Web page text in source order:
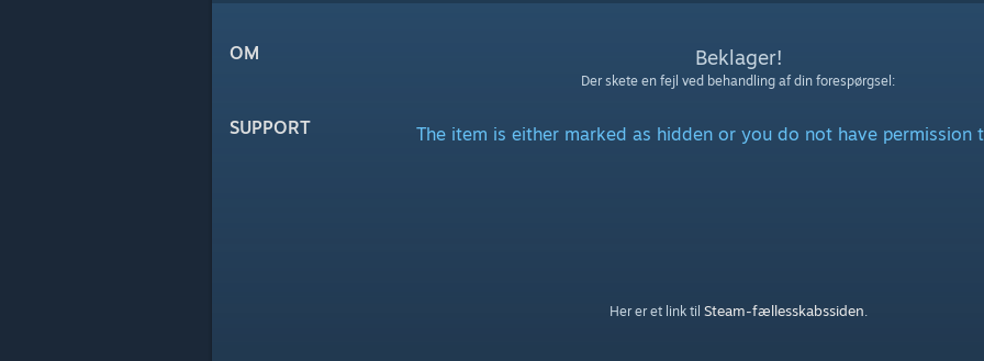
OM
SUPPORT
Beklager!
Der skete en fejl ved behandling af din forespørgsel:
The item is either marked as hidden or you do not have permission
Her er et link til Steam-fællesskabssiden.